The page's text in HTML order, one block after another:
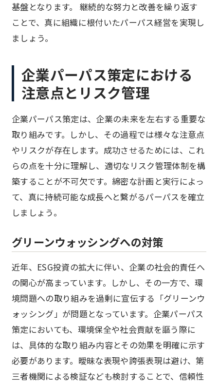
基盤となります。 継続的な努力と改善を繰り返す
ことで、真に組織に根付いたパーパス経営を実現し
ましょう。
企業パーパス策定における
注意点とリスク管理
企業パーパス策定は、企業の未来を左右する重要な
取り組みです。しかし、その過程では様々な注意点
やリスクが存在します。成功させるためには、これ
らの点を十分に理解し、適切なリスク管理体制を構
築することが不可欠です。綿密な計画と実行によっ
て、真に持続可能な成長へと繋がるパーパスを確立
しましょう。
グリーンウォッシングへの対策
近年、ESG投資の拡大に伴い、企業の社会的責任へ
の関心が高まっています。しかし、その一方で、環
境問題への取り組みを過剰に宣伝する「グリーンウ
ォッシング」が問題となっています。企業パーパス
策定においても、環境保全や社会貢献を謳う際に
は、具体的な取り組み内容とその効果を明確に示す
必要があります。曖昧な表現や誇張表現は避け、第
三者機関による検証なども検討することで、信頼性